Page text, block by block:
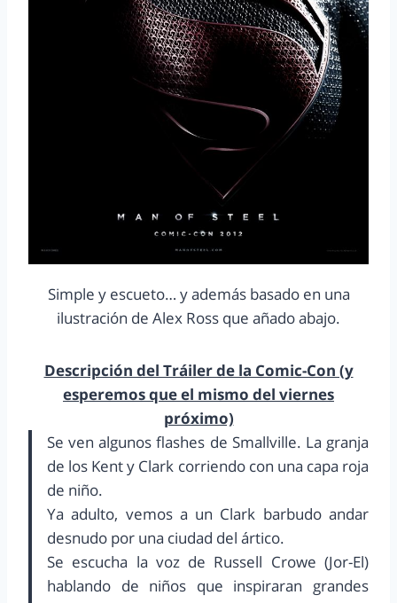
Simple y escueto… y además basado en una
ilustración de Alex Ross que añado abajo.
Descripción del Tráiler de la Comic-Con (y
esperemos que el mismo del viernes
próximo)
Se ven algunos flashes de Smallville. La granja
de los Kent y Clark corriendo con una capa roja
de niño.
Ya adulto, vemos a un Clark barbudo andar
desnudo por una ciudad del ártico.
Se escucha la voz de Russell Crowe (Jor-El)
hablando de niños que inspiraran grandes